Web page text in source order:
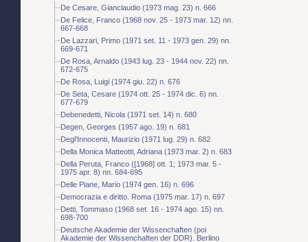
De Cesare, Gianclaudio (1973 mag. 23) n. 666
De Felice, Franco (1968 nov. 25 - 1973 mar. 12) nn.
667-668
De Lazzari, Primo (1971 set. 11 - 1973 gen. 29) nn.
669-671
De Rosa, Arnaldo (1943 lug. 23 - 1944 nov. 22) nn.
672-675
De Rosa, Luigi (1974 giu. 22) n. 676
De Seta, Cesare (1974 ott. 25 - 1974 dic. 6) nn.
677-679
Debenedetti, Nicola (1971 set. 14) n. 680
Degen, Georges (1957 ago. 19) n. 681
Degl'Innocenti, Maurizio (1971 lug. 29) n. 682
Della Monica Matteotti, Adriana (1973 mar. 2) n. 683
Della Peruta, Franco ([1968] ott. 1; 1973 mar. 5 -
1975 apr. 8) nn. 684-695
Delle Piane, Mario (1974 gen. 16) n. 696
Democrazia e diritto. Roma (1975 mar. 17) n. 697
Detti, Tommaso (1968 set. 16 - 1974 ago. 15) nn.
698-700
Deutsche Akademie der Wissenchaften (poi
Akademie der Wissenchaften der DDR). Berlino